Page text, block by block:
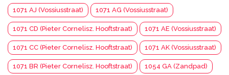
1071 AJ (Vossiusstraat) 1071 AG (Vossiusstraat)
1071 CD (Pieter Cornelisz. Hooftstraat) 1071 AE (Vossiusstraat)
1071 CC (Pieter Cornelisz. Hooftstraat) 1071 AK (Vossiusstraat)
1071 BR (Pieter Cornelisz. Hooftstraat) 1054 GA (Zandpad)